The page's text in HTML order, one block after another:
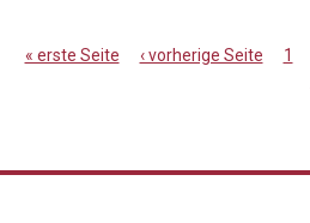
« erste Seite ‹ vorherige Seite 1